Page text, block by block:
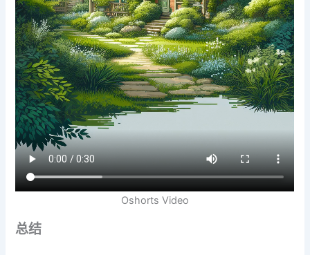
Oshorts Video
总结